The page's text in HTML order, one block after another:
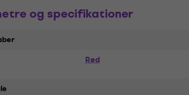
og specifikationer
Rød